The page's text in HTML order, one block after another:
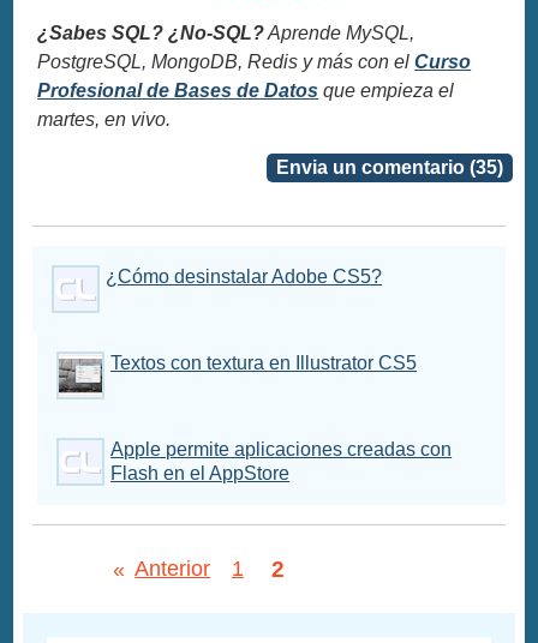
¿Sabes SQL? ¿No-SQL?Aprende MySQL,
PostgreSQL, MongoDB, Redis y más con elCurso
Profesional de Bases de Datos que empieza el
martes, en vivo.
Envia un comentario (35)
¿Cómo desinstalar Adobe CS5?
Textos con textura en Illustrator CS5
Apple permite aplicaciones creadas con
Flash en el AppStore
« Anterior 1 2